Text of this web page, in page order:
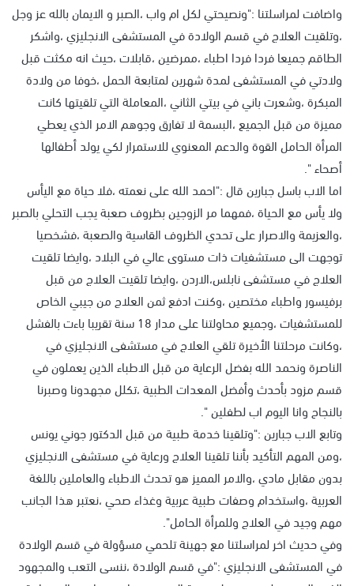
واضافت لمراسلتنا :"ونصيحتي لكل ام واب ،الصبر و الايمان بالله عز وجل
،وتلقيت العلاج في قسم الولادة في المستشفى الانجليزي ،واشكر
الطاقم جميعا فردا فردا اطباء ،ممرضين ،قابلات ،حيث انه مكثت قبل
ولادتي في المستشفى لمدة شهرين لمتابعة الحمل ،خوفا من ولادة
المبكرة ،وشعرت باني في بيتي الثاني ،المعاملة التي تلقيتها كانت
مميزة من قبل الجميع ،البسمة لا تفارق وجوهم الامر الذي يعطي
المرأة الحامل القوة والدعم المعنوي للاستمرار لكي يولد أطفالها
أصحاء ".
اما الاب باسل جبارين قال :"احمد الله على نعمته ،فلا حياة مع اليأس
ولا يأس مع الحياة ،فمهما مر الزوجين بظروف صعبة يجب التحلي بالصبر
،والعزيمة والاصرار على تحدي الظروف القاسية والصعبة ،فشخصيا
توجهت الى مستشفيات ذات مستوى عالي في البلاد ،وايضا تلقيت
العلاج في مستشفى نابلس،الاردن ،وايضا تلقيت العلاج من قبل
برفيسور واطباء مختصين ،وكنت ادفع ثمن العلاج من جيبي الخاص
للمستشفيات ،وجميع محاولتنا على مدار 18 سنة تقريبا باءت بالفشل
،وكانت مرحلتنا الأخيرة تلقي العلاج في مستشفى الانجليزي في
الناصرة ونحمد الله بفضل الرعاية من قبل الاطباء الذين يعملون في
قسم مزود بأحدث وأفضل المعدات الطبية ،تكلل مجهدونا وصبرنا
بالنجاح وانا اليوم اب لطفلين ".
وتابع الاب جبارين :"وتلقينا خدمة طبية من قبل الدكتور جوني يونس
،ومن المهم التأكيد بأننا تلقينا العلاج ورعاية في مستشفى الانجليزي
بدون مقابل مادي ،والامر المميز هو تحدث الاطباء والعاملين باللغة
العربية ،واستخدام وصفات طبية عربية وغذاء صحي ،نعتبر هذا الجانب
مهم وجيد في العلاج وللمرأة الحامل".
وفي حديث اخر لمراسلتنا مع جهينة تلحمي مسؤولة في قسم الولادة
في المستشفى الانجليزي :"في قسم الولادة ،ننسى التعب والمجهود